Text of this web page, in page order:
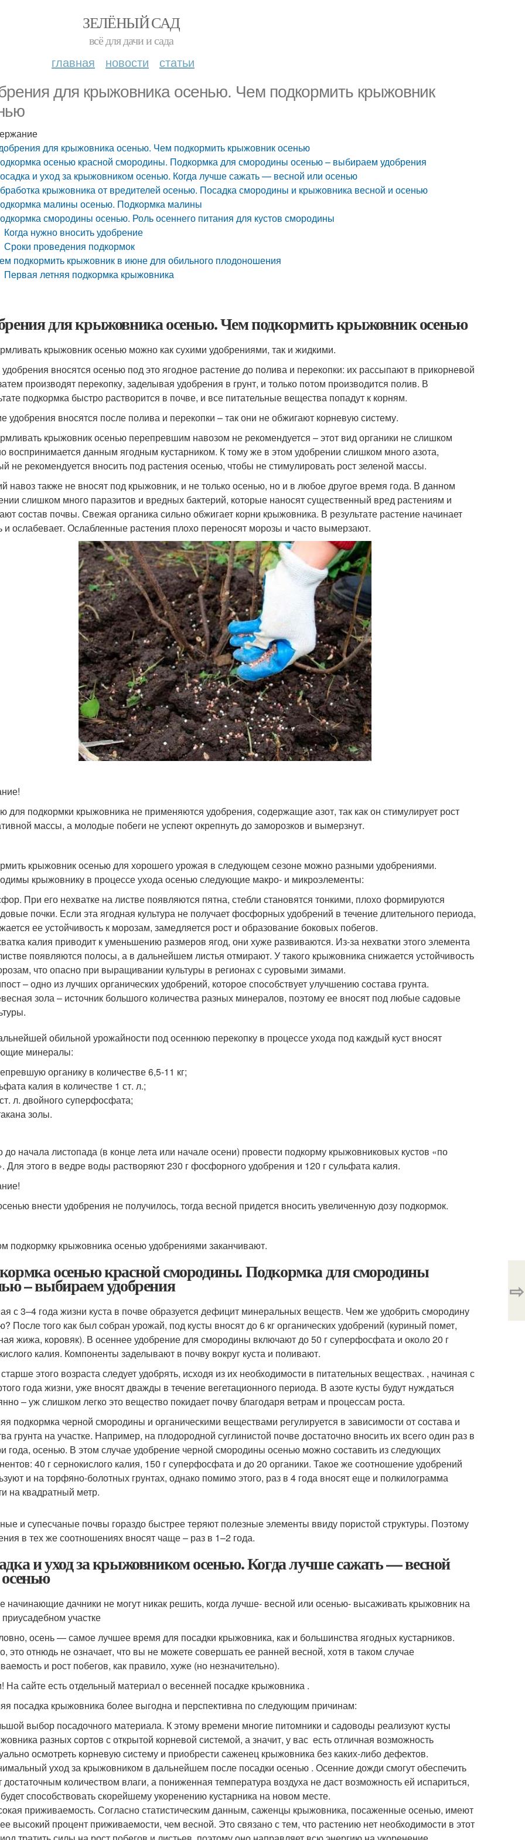
ЗЕЛЁНЫЙ САД
всё для дачи и сада
главная новости статьи
для крыжовника осенью. Чем подкормить крыжовник
для крыжовника осенью. Чем подкормить крыжовник осенью
осенью красной смородины. Подкормка для смородины осенью – выбираем удобрения
и уход за крыжовником осенью. Когда лучше сажать — весной или осенью
крыжовника от вредителей осенью. Посадка смородины и крыжовника весной и осенью
малины осенью. Подкормка малины
смородины осенью. Роль осеннего питания для кустов смородины
Когда нужно вносить удобрение
Сроки проведения подкормок
подкормить крыжовник в июне для обильного плодоношения
Первая летняя подкормка крыжовника
для крыжовника осенью. Чем подкормить крыжовник осенью
крыжовник осенью можно как сухими удобрениями, так и жидкими.
вносятся осенью под это ягодное растение до полива и перекопки: их рассыпают в прикорневой
производят перекопку, заделывая удобрения в грунт, и только потом производится полив. В
подкормка быстро растворится в почве, и все питательные вещества попадут к корням.
удобрения вносятся после полива и перекопки – так они не обжигают корневую систему.
крыжовник осенью перепревшим навозом не рекомендуется – этот вид органики не слишком
воспринимается данным ягодным кустарником. К тому же в этом удобрении слишком много азота,
не рекомендуется вносить под растения осенью, чтобы не стимулировать рост зеленой массы.
навоз также не вносят под крыжовник, и не только осенью, но и в любое другое время года. В данном
слишком много паразитов и вредных бактерий, которые наносят существенный вред растениям и
состав почвы. Свежая органика сильно обжигает корни крыжовника. В результате растение начинает
и ослабевает. Ослабленные растения плохо переносят морозы и часто вымерзают.
для подкормки крыжовника не применяются удобрения, содержащие азот, так как он стимулирует рост
массы, а молодые побеги не успеют окрепнуть до заморозков и вымерзнут.
крыжовник осенью для хорошего урожая в следующем сезоне можно разными удобрениями.
крыжовнику в процессе ухода осенью следующие макро- и микроэлементы:
При его нехватке на листве появляются пятна, стебли становятся тонкими, плохо формируются
почки. Если эта ягодная культура не получает фосфорных удобрений в течение длительного периода,
ее устойчивость к морозам, замедляется рост и образование боковых побегов.
калия приводит к уменьшению размеров ягод, они хуже развиваются. Из-за нехватки этого элемента
появляются полосы, а в дальнейшем листья отмирают. У такого крыжовника снижается устойчивость
что опасно при выращивании культуры в регионах с суровыми зимами.
– одно из лучших органических удобрений, которое способствует улучшению состава грунта.
зола – источник большого количества разных минералов, поэтому ее вносят под любые садовые
обильной урожайности под осеннюю перекопку в процессе ухода под каждый куст вносят
минералы:
органику в количестве 6,5-11 кг;
калия в количестве 1 ст. л.;
л. двойного суперфосфата;
золы.
начала листопада (в конце лета или начале осени) провести подкорму крыжовниковых кустов «по
Для этого в ведре воды растворяют 230 г фосфорного удобрения и 120 г сульфата калия.
внести удобрения не получилось, тогда весной придется вносить увеличенную дозу подкормок.
подкормку крыжовника осенью удобрениями заканчивают.
осенью красной смородины. Подкормка для смородины
– выбираем удобрения
с 3–4 года жизни куста в почве образуется дефицит минеральных веществ. Чем же удобрить смородину
После того как был собран урожай, под кусты вносят до 6 кг органических удобрений (куриный помет,
жижа, коровяк). В осеннее удобрение для смородины включают до 50 г суперфосфата и около 20 г
калия. Компоненты заделывают в почву вокруг куста и поливают.
этого возраста следует удобрять, исходя из их необходимости в питательных веществах. , начиная с
года жизни, уже вносят дважды в течение вегетационного периода. В азоте кусты будут нуждаться
– уж слишком легко это вещество покидает почву благодаря ветрам и процессам роста.
подкормка черной смородины и органическими веществами регулируется в зависимости от состава и
грунта на участке. Например, на плодородной суглинистой почве достаточно вносить их всего один раз в
года, осенью. В этом случае удобрение черной смородины осенью можно составить из следующих
40 г сернокислого калия, 150 г суперфосфата и до 20 органики. Такое же соотношение удобрений
и на торфяно-болотных грунтах, однако помимо этого, раз в 4 года вносят еще и полкилограмма
на квадратный метр.
и супесчаные почвы гораздо быстрее теряют полезные элементы ввиду пористой структуры. Поэтому
в тех же соотношениях вносят чаще – раз в 1–2 года.
и уход за крыжовником осенью. Когда лучше сажать — весной
начинающие дачники не могут никак решить, когда лучше- весной или осенью- высаживать крыжовник на
участке
осень — самое лучшее время для посадки крыжовника, как и большинства ягодных кустарников.
это отнюдь не означает, что вы не можете совершать ее ранней весной, хотя в таком случае
и рост побегов, как правило, хуже (но незначительно).
На сайте есть отдельный материал о весенней посадке крыжовника .
посадка крыжовника более выгодна и перспективна по следующим причинам:
выбор посадочного материала. К этому времени многие питомники и садоводы реализуют кусты
разных сортов с открытой корневой системой, а значит, у вас есть отличная возможность
осмотреть корневую систему и приобрести саженец крыжовника без каких-либо дефектов.
уход за крыжовником в дальнейшем после посадки осенью . Осенние дожди смогут обеспечить
достаточным количеством влаги, а пониженная температура воздуха не даст возможность ей испариться,
способствовать скорейшему укоренению кустарника на новом месте.
приживаемость. Согласно статистическим данным, саженцы крыжовника, посаженные осенью, имеют
высокий процент приживаемости, чем весной. Это связано с тем, что растению нет необходимости в этот
⇨